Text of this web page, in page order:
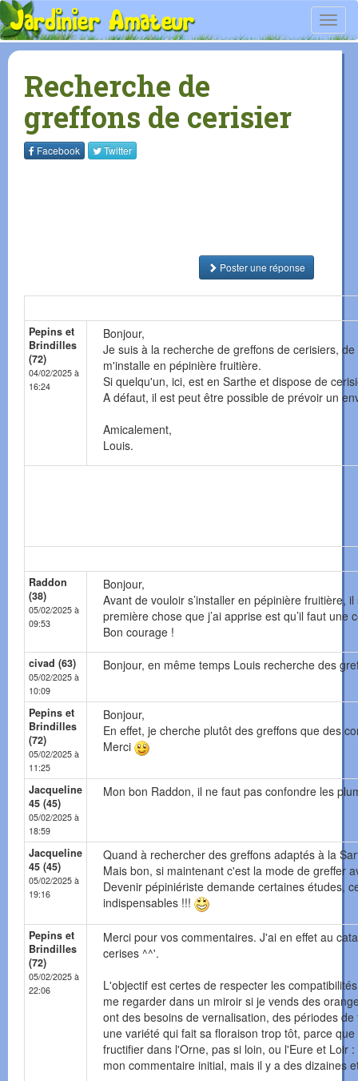
Recherche de
greffons de cerisier
Facebook Twitter
Poster une réponse
Pepins et
Brindilles
(72)
04/02/2025 à
16:24
Bonjour,
Je suis à la recherche de greffons de cerisiers,
m'installe en pépinière fruitière.
Si quelqu'un, ici, est en Sarthe et dispose de
A défaut, il est peut être possible de prévoir un
Amicalement,
Louis.
Raddon
(38)
05/02/2025 à
09:53
Bonjour,
Avant de vouloir s’installer en pépinière fruitière,
première chose que j’ai apprise est qu’il faut
Bon courage !
civad (63)
05/02/2025 à
10:09
Bonjour, en même temps Louis recherche des
Pepins et
Brindilles
(72)
05/02/2025 à
11:25
Bonjour,
En effet, je cherche plutôt des greffons que des
Merci
Jacqueline
45 (45)
05/02/2025 à
18:59
Mon bon Raddon, il ne faut pas confondre les
Jacqueline
45 (45)
05/02/2025 à
19:16
Quand à rechercher des greffons adaptés à la
Mais bon, si maintenant c'est la mode de greffer
Devenir pépiniériste demande certaines études,
indispensables !!!
Pepins et
Brindilles
(72)
05/02/2025 à
22:06
Merci pour vos commentaires. J'ai en effet au
cerises ^^'.
L'objectif est certes de respecter les
me regarder dans un miroir si je vends des
ont des besoins de vernalisation, des périodes
une variété qui fait sa floraison trop tôt, parce
fructifier dans l'Orne, pas si loin, ou l'Eure et Loir
mon commentaire initial, mais il y a des dizaines